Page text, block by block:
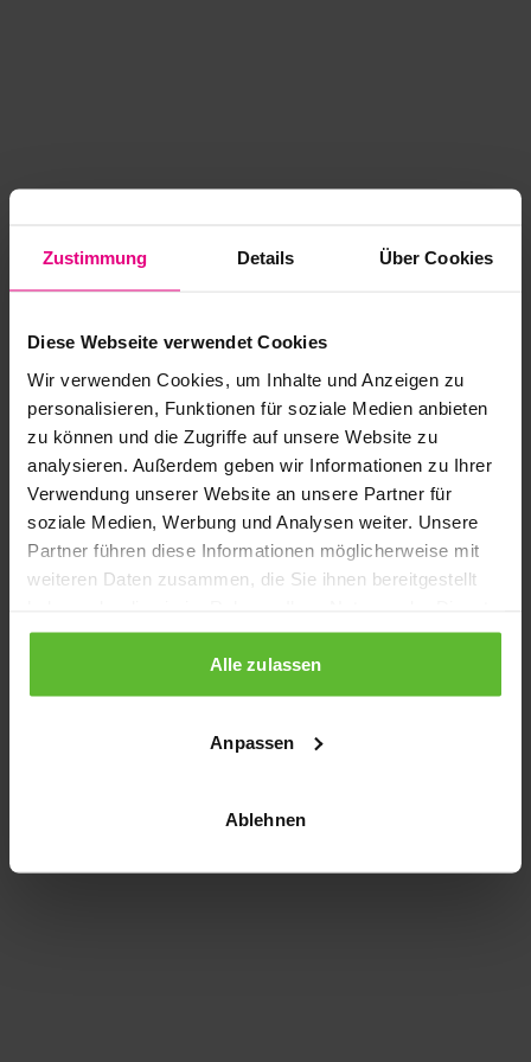
Zustimmung Details Über Cookies
Diese Webseite verwendet Cookies
Wir verwenden Cookies, um Inhalte und Anzeigen zu
personalisieren, Funktionen für soziale Medien anbieten
zu können und die Zugriffe auf unsere Website zu
analysieren. Außerdem geben wir Informationen zu Ihrer
Verwendung unserer Website an unsere Partner für
soziale Medien, Werbung und Analysen weiter. Unsere
Partner führen diese Informationen möglicherweise mit
weiteren Daten zusammen, die Sie ihnen bereitgestellt
gesammelt haben.
Alle zulassen
Anpassen
Ablehnen
Application error: a client-side exception has occurred
loading www.kurzwego.de (see the browser console for more
information).